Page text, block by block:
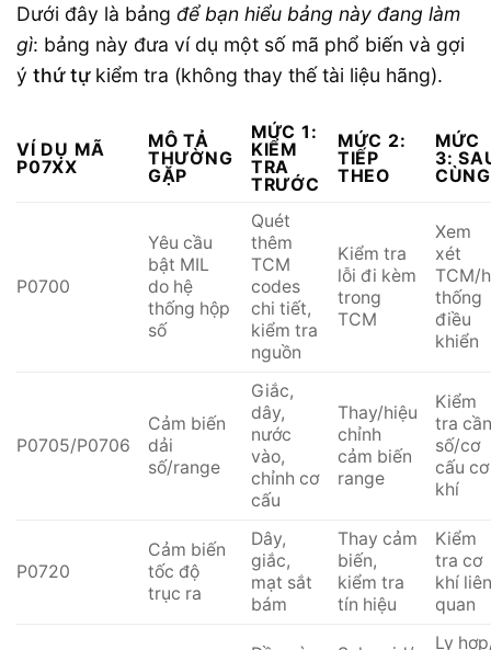
Dưới đây là bảng để bạn hiểu bảng này đang làm
gì: bảng này đưa ví dụ một số mã phổ biến và gợi
ý thứ tựkiểm tra (không thay thế tài liệu hãng).
VÍ DỤ MÃ
P07XX
MÔ TẢ
THƯỜNG
GẶP
MỨC 1:
KIỂM
TRA
TRƯỚC
MỨC 2:
TIẾP
THEO
MỨC
3:
CÙNG
P0700
Yêu cầu
bật MIL
do hệ
thống hộp
số
Quét
thêm
TCM
codes
chi tiết,
kiểm tra
nguồn
Kiểm tra
lỗi đi kèm
trong
TCM
Xem
xét
TCM/
thống
điều
khiển
P0705/P0706
Cảm biến
dải
số/range
Giắc,
dây,
nước
vào,
chỉnh cơ
cấu
Thay/hiệu
chỉnh
cảm biến
range
Kiểm
tra cần
số/cơ
cấu cơ
khí
P0720
Cảm biến
tốc độ
trục ra
Dây,
giắc,
mạt sắt
bám
Thay cảm
biến,
kiểm tra
tín hiệu
Kiểm
tra cơ
khí liên
quan
Ly